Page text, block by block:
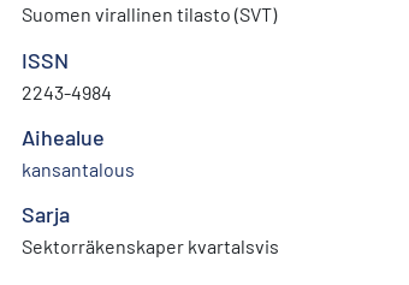
Suomen virallinen tilasto (SVT)
ISSN
2243-4984
Aihealue
kansantalous
Sarja
Sektorräkenskaper kvartalsvis